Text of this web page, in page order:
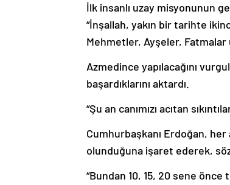
İlk insanlı uzay misyonunun
“İnşallah, yakın bir tarihte
Mehmetler, Ayşeler, Fatmalar
Azmedince yapılacağını
başardıklarını aktardı.
“Şu an canımızı acıtan
Cumhurbaşkanı Erdoğan,
olunduğuna işaret ederek,
“Bundan 10, 15, 20 sene